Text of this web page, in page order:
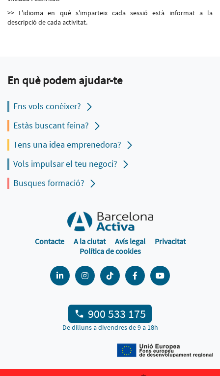
>> L'idioma en què s'imparteix cada sessió està informat a la
descripció de cada activitat.
En què podem ajudar-te
Ens vols conèixer?
Estàs buscant feina?
Tens una idea emprenedora?
Vols impulsar el teu negoci?
Busques formació?
Contacte A la ciutat Avís legal
Privacitat
Política de cookies
900 533 175
De dilluns a divendres de 9 a 18h